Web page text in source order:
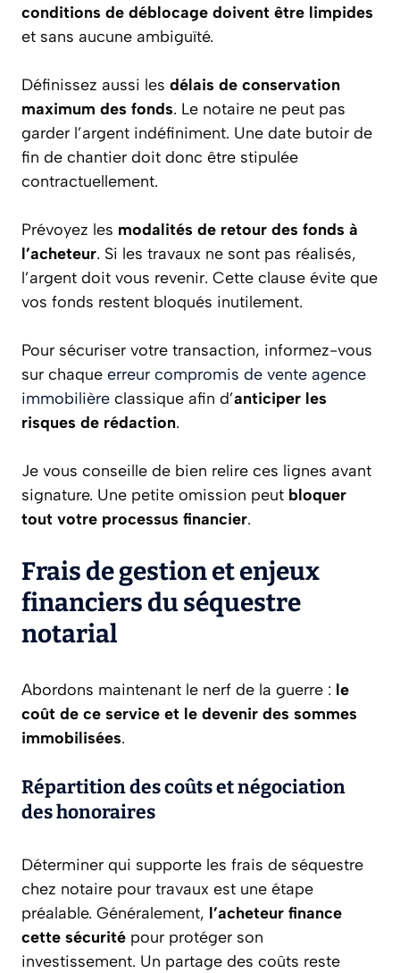
conditions de déblocage doivent être limpides
et sans aucune ambiguïté.
Définissez aussi les délais de conservation
maximum des fonds. Le notaire ne peut pas
garder l’argent indéfiniment. Une date butoir de
fin de chantier doit donc être stipulée
contractuellement.
Prévoyez les modalités de retour des fonds à
l’acheteur. Si les travaux ne sont pas réalisés,
l’argent doit vous revenir. Cette clause évite que
vos fonds restent bloqués inutilement.
Pour sécuriser votre transaction, informez-vous
sur chaque erreur compromis de vente agence
immobilière classique afin d’anticiper les
risques de rédaction.
Je vous conseille de bien relire ces lignes avant
signature. Une petite omission peut bloquer
tout votre processus financier.
Frais de gestion et enjeux
financiers du séquestre
notarial
Abordons maintenant le nerf de la guerre : le
coût de ce service et le devenir des sommes
immobilisées.
Répartition des coûts et négociation
des honoraires
Déterminer qui supporte les frais de séquestre
chez notaire pour travaux est une étape
préalable. Généralement, l’acheteur finance
cette sécurité pour protéger son
investissement. Un partage des coûts reste